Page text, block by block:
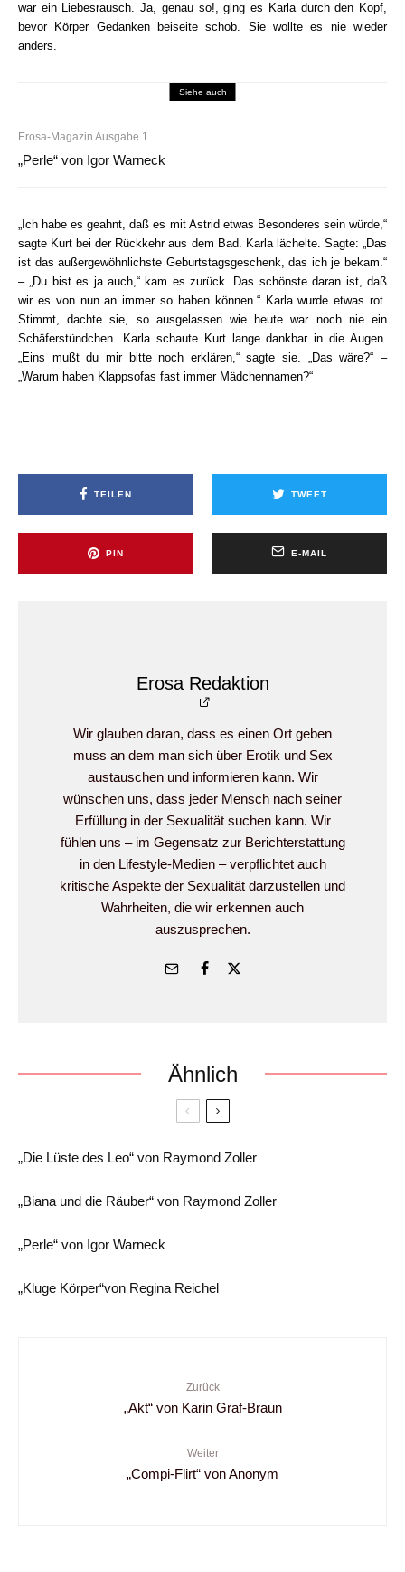
war ein Liebesrausch. Ja, genau so!, ging es Karla durch den Kopf,
bevor Körper Gedanken beiseite schob. Sie wollte es nie wieder
anders.
Siehe auch
Erosa-Magazin Ausgabe 1
„Perle“ von Igor Warneck
„Ich habe es geahnt, daß es mit Astrid etwas Besonderes sein würde,“
sagte Kurt bei der Rückkehr aus dem Bad. Karla lächelte. Sagte: „Das
ist das außergewöhnlichste Geburtstagsgeschenk, das ich je bekam.“
– „Du bist es ja auch,“ kam es zurück. Das schönste daran ist, daß
wir es von nun an immer so haben können.“ Karla wurde etwas rot.
Stimmt, dachte sie, so ausgelassen wie heute war noch nie ein
Schäferstündchen. Karla schaute Kurt lange dankbar in die Augen.
„Eins mußt du mir bitte noch erklären,“ sagte sie. „Das wäre?“ –
„Warum haben Klappsofas fast immer Mädchennamen?“
TEILEN TWEET
PIN E-MAIL
Erosa Redaktion
Wir glauben daran, dass es einen Ort geben
muss an dem man sich über Erotik und Sex
austauschen und informieren kann. Wir
wünschen uns, dass jeder Mensch nach seiner
Erfüllung in der Sexualität suchen kann. Wir
fühlen uns – im Gegensatz zur Berichterstattung
in den Lifestyle-Medien – verpflichtet auch
kritische Aspekte der Sexualität darzustellen und
Wahrheiten, die wir erkennen auch
auszusprechen.
Ähnlich
„Die Lüste des Leo“ von Raymond Zoller
„Biana und die Räuber“ von Raymond Zoller
„Perle“ von Igor Warneck
„Kluge Körper“von Regina Reichel
Zurück
„Akt“ von Karin Graf-Braun
Weiter
„Compi-Flirt“ von Anonym